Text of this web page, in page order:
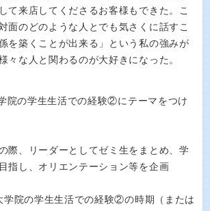
て来店してくださるお客様もできた。こ
面のどのような人とでも気さくに話すこ
を築くことが出来る」という私の強みが
々な人と関わるのが大好きになった。
院の学生生活での経験②にテーマをつけ
際、リーダーとしてゼミ生をまとめ、学
指し、オリエンテーション等を企画
院の学生生活での経験②の時期（または